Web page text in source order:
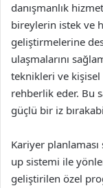
danışmanlık
bireylerin istek ve
geliştirmelerine
ulaşmalarını
teknikleri ve
rehberlik eder. Bu
güçlü bir iz
Kariyer
up sistemi ile
geliştirilen özel